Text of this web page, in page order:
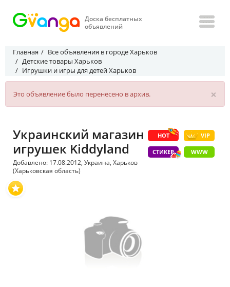
Доска бесплатных
объявлений
Главная
Все объявления в городе Харьков
Детские товары Харьков
Игрушки и игры для детей Харьков
×
Это объявление было перенесено в архив.
HOT VIP
СТИКЕР WWW
Украинский магазин
игрушек Kiddyland
Добавлено: 17.08.2012, Украина, Харьков
(Харьковская область)